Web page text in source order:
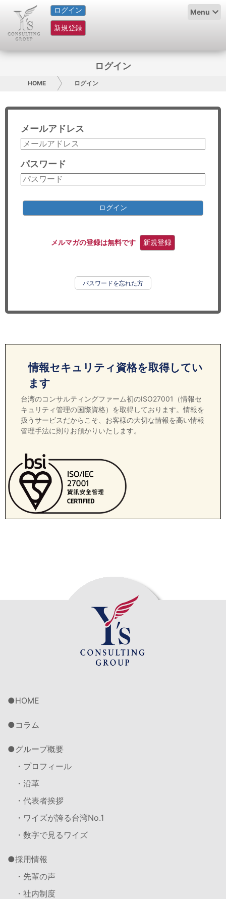
ログイン
新規登録
Menu
HOME
サービス紹介
グループ概要
採用情報
お問い合わせ
コンサルティング
リサーチ
ログイン
HOME ログイン
メールアドレス
パスワード
ログイン
メルマガの登録は無料です 新規登録
パスワードを忘れた方
情報セキュリティ資格を取得してい
ます
台湾のコンサルティングファーム初のISO27001（情報セ
キュリティ管理の国際資格）を取得しております。情報を
扱うサービスだからこそ、お客様の大切な情報を高い情報
管理手法に則りお預かりいたします。
HOME
コラム
グループ概要
・プロフィール
・沿革
・代表者挨拶
・ワイズが誇る台湾No.1
・数字で見るワイズ
採用情報
・先輩の声
・社内制度